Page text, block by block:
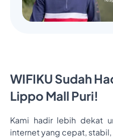
WIFIKU Sudah
Lippo Mall Puri!
Kami hadir lebih dekat
internet yang cepat,